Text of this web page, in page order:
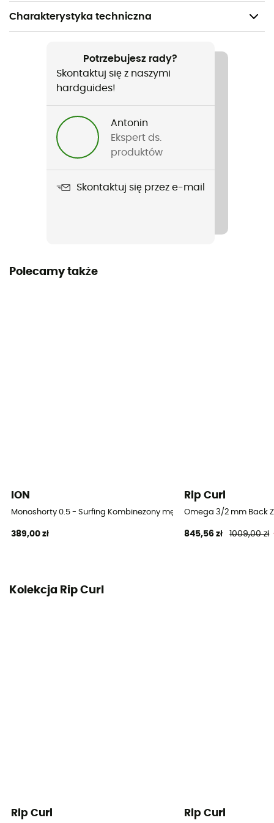
Charakterystyka techniczna
Stand up paddle
Nazwa produktu
Omega 4/3 mm Back Zip Wetsuit
Zamek z tyłu
typ kombinezonu
Potrzebujesz rady?
Skontaktuj się z naszymi
hardguides!
Antonin
Ekspert ds.
produktów
Skontaktuj się przez e-mail
Polecamy także
ION
Monoshorty 0.5 - Surfing Kombinezony męskie
389,00 zł
Rip Curl
Omega 3/2 mm Back
845,56 zł 1009,00 zł
Kolekcja Rip Curl
Rip Curl Rip Curl